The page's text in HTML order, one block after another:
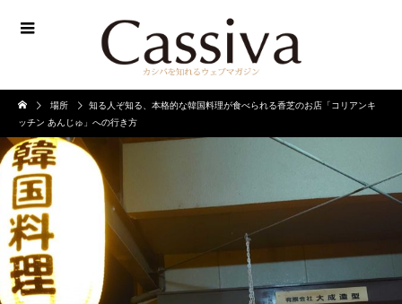
場所
知る人ぞ知る、本格的な韓国料理が食べられる香芝のお店「コリアンキ
ッチン あんじゅ」への行き方